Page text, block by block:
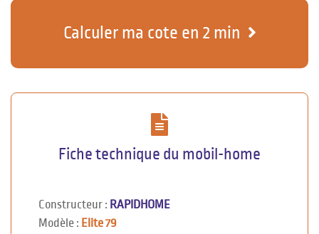
Calculer ma cote en 2 min
Fiche technique du mobil-home
Constructeur : RAPIDHOME
Modèle : Elite 79